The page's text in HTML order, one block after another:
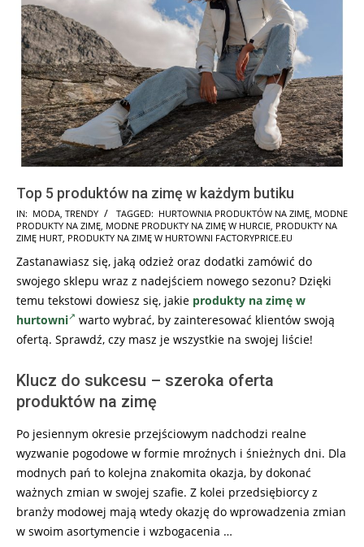
Top 5 produktów na zimę w każdym butiku
2022-
10-
IN: MODA TRENDY TAGGED: HURTOWNIA PRODUKTÓW NA ZIMĘ MODNE
PRODUKTY NA ZIMĘ MODNE PRODUKTY NA ZIMĘ W HURCIE PRODUKTY NA
ZIMĘ HURT PRODUKTY NA ZIMĘ W HURTOWNI FACTORYPRICE.EU
Zastanawiasz się, jaką odzież oraz dodatki zamówić do
swojego sklepu wraz z nadejściem nowego sezonu? Dzięki
temu tekstowi dowiesz się, jakie produkty na zimę w
hurtowni
warto wybrać, by zainteresować klientów swoją
ofertą. Sprawdź, czy masz je wszystkie na swojej liście!
Klucz do sukcesu – szeroka oferta
produktów na zimę
Po jesiennym okresie przejściowym nadchodzi realne
wyzwanie pogodowe w formie mroźnych i śnieżnych dni. Dla
modnych pań to kolejna znakomita okazja, by dokonać
ważnych zmian w swojej szafie. Z kolei przedsiębiorcy z
branży modowej mają wtedy okazję do wprowadzenia zmian
w swoim asortymencie i wzbogacenia …